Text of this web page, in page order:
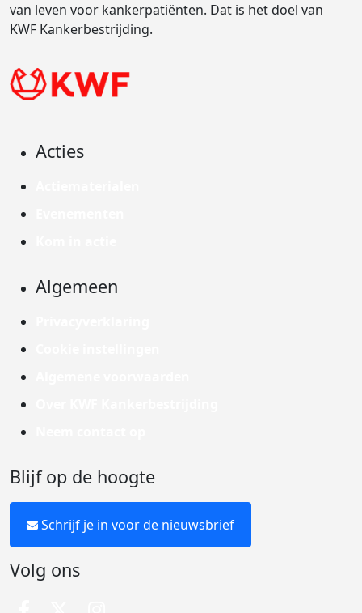
van leven voor kankerpatiënten. Dat is het doel van
KWF Kankerbestrijding.
Acties
Algemeen
Blijf op de hoogte
Schrijf je in voor de nieuwsbrief
Volg ons